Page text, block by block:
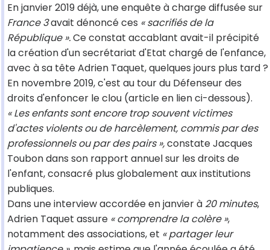
En janvier 2019 déjà, une enquête à charge diffusée sur
France 3avait dénoncé ces « sacrifiés de la
République ».Ce constat accablant avait-il précipité
la création d'un secrétariat d'Etat chargé de l'enfance,
avec à sa tête Adrien Taquet, quelques jours plus tard ?
En novembre 2019, c'est au tour du Défenseur des
droits d'enfoncer le clou (article en lien ci-dessous).
« Les enfants sont encore trop souvent victimes
d'actes violents ou de harcèlement, commis par des
professionnels ou par des pairs »,constate Jacques
Toubon dans son rapport annuel sur les droits de
l'enfant, consacré plus globalement aux institutions
publiques.
Dans une interview accordée en janvier à 20 minutes,
Adrien Taquet assure « comprendre la colère »,
notamment des associations, et « partager leur